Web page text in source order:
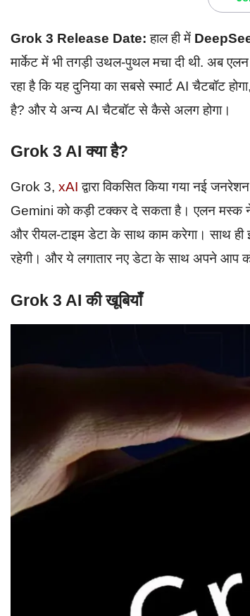
Grok 3 Release Date: हाल ही में
मार्केट में भी तगड़ी उथल-पुथल मचा दी थी. अब
रहा है कि यह दुनिया का सबसे स्मार्ट AI चैटबॉट
है? और ये अन्य AI चैटबॉट से कैसे अलग होगा।
Grok 3 AI क्या है?
Grok 3, xAIद्वारा विकसित किया गया नई
Gemini को कड़ी टक्कर दे सकता है। एलन मस्क ने
और रीयल-टाइम डेटा के साथ काम करेगा। साथ
रहेगी। और ये लगातार नए डेटा के साथ अपने आप
Grok 3 AI की खूबियाँ